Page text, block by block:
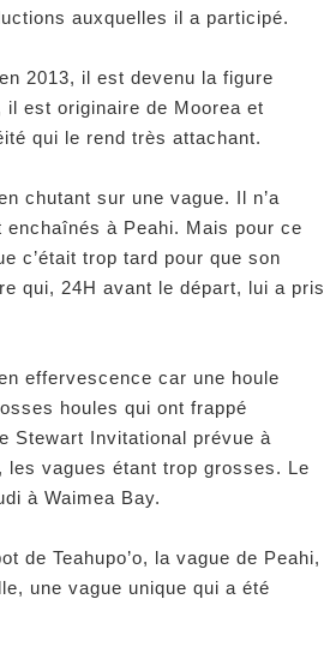
auxquelles il a participé.
2013, il est devenu la figure
est originaire de Moorea et
qui le rend très attachant.
chutant sur une vague. Il n’a
à Peahi. Mais pour ce
c’était trop tard pour que son
qui, 24H avant le départ, lui a pris
effervescence car une houle
houles qui ont frappé
Stewart Invitational prévue à
les vagues étant trop grosses. Le
à Waimea Bay.
de Teahupo’o, la vague de Peahi,
une vague unique qui a été